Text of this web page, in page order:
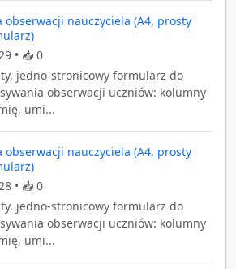
obserwacji nauczyciela (A4, prosty
• 📥 0
jedno-stronicowy formularz do
obserwacji uczniów: kolumny
umi...
obserwacji nauczyciela (A4, prosty
• 📥 0
jedno-stronicowy formularz do
obserwacji uczniów: kolumny
umi...